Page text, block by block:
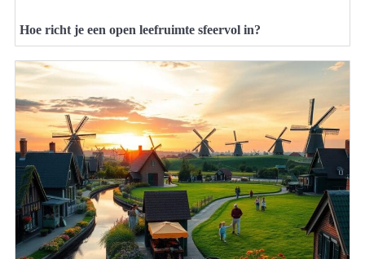
Hoe richt je een open leefruimte sfeervol in?